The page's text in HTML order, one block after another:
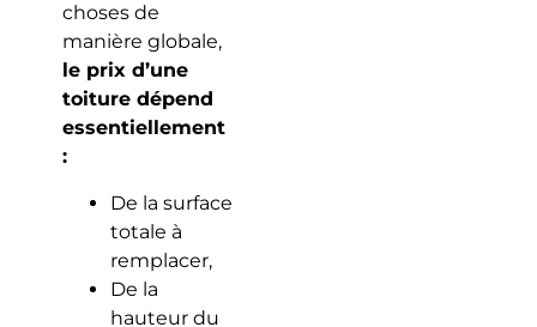
choses de
manière globale,
le prix d’une
toiture dépend
essentiellement
:
De la surface
totale à
remplacer,
De la
hauteur du